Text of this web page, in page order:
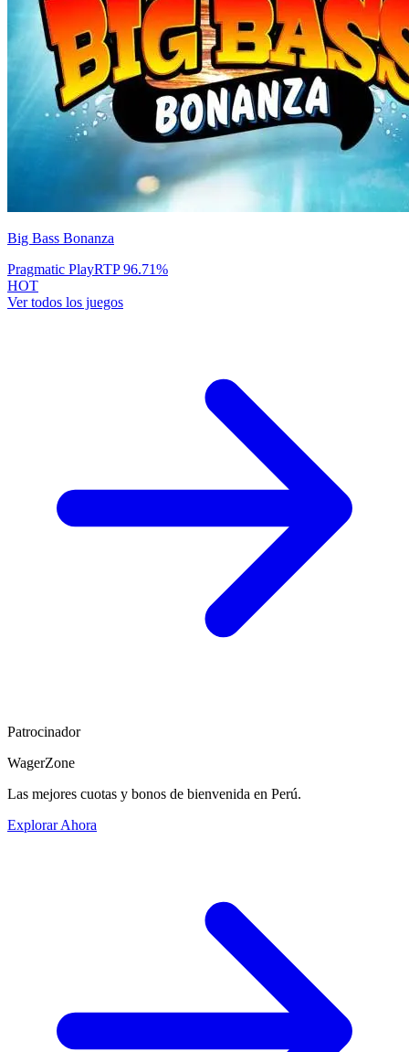
Big Bass Bonanza
Pragmatic PlayRTP96.71%
HOT
Ver todos los juegos
Patrocinador
WagerZone
Las mejores cuotas y bonos de bienvenida en Perú.
Explorar Ahora